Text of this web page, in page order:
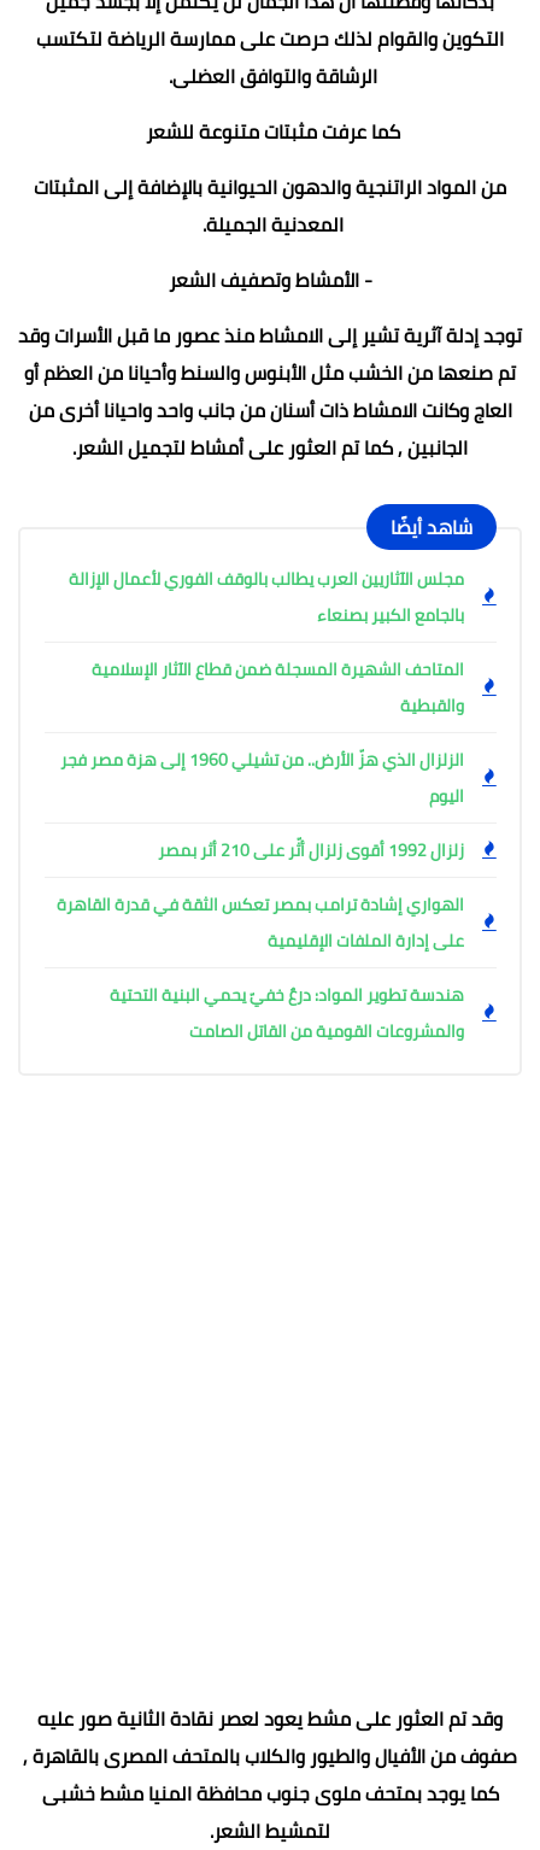
التكوين والقوام لذلك حرصت على ممارسة الرياضة لتكتسب
الرشاقة والتوافق العضلى.
كما عرفت مثبتات متنوعة للشعر
من المواد الراتنجية والدهون الحيوانية بالإضافة إلى المثبتات
المعدنية الجميلة.
- الأمشاط وتصفيف الشعر
توجد إدلة آثرية تشير إلى الامشاط منذ عصور ما قبل الأسرات وقد
تم صنعها من الخشب مثل الأبنوس والسنط وأحيانا من العظم أو
العاج وكانت الامشاط ذات أسنان من جانب واحد واحيانا أخرى من
الجانبين , كما تم العثور على أمشاط لتجميل الشعر.
شاهد أيضًا
مجلس الآثاريين العرب يطالب بالوقف الفوري لأعمال الإزالة
بالجامع الكبير بصنعاء
المتاحف الشهيرة المسجلة ضمن قطاع الآثار الإسلامية
والقبطية
الزلزال الذي هزّ الأرض.. من تشيلي 1960 إلى هزة مصر فجر
اليوم
زلزال 1992 أقوى زلزال أثّر على 210 أثر بمصر
الهواري إشادة ترامب بمصر تعكس الثقة في قدرة القاهرة
على إدارة الملفات الإقليمية
هندسة تطوير المواد: درعٌ خفيّ يحمي البنية التحتية
والمشروعات القومية من القاتل الصامت
وقد تم العثور على مشط يعود لعصر نقادة الثانية صور عليه
صفوف من الأفيال والطيور والكلاب بالمتحف المصرى بالقاهرة ,
كما يوجد بمتحف ملوى جنوب محافظة المنيا مشط خشبى
لتمشيط الشعر.